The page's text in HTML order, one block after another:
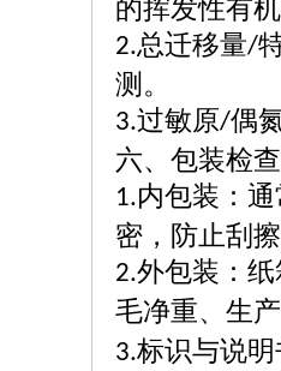
的挥发性有
2.总迁移量/
测。
3.过敏原/偶
六、包装检查
1.内包装：
密，防止刮
2.外包装：
毛净重、生
3.标识与说